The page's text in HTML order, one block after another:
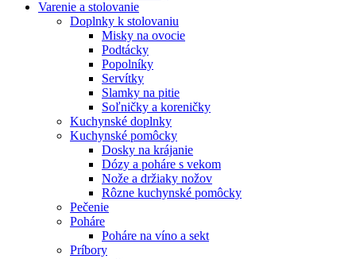
Varenie a stolovanie
Doplnky k stolovaniu
Misky na ovocie
Podtácky
Popolníky
Servítky
Slamky na pitie
Soľničky a koreničky
Kuchynské doplnky
Kuchynské pomôcky
Dosky na krájanie
Dózy a poháre s vekom
Nože a držiaky nožov
Rôzne kuchynské pomôcky
Pečenie
Poháre
Poháre na víno a sekt
Príbory